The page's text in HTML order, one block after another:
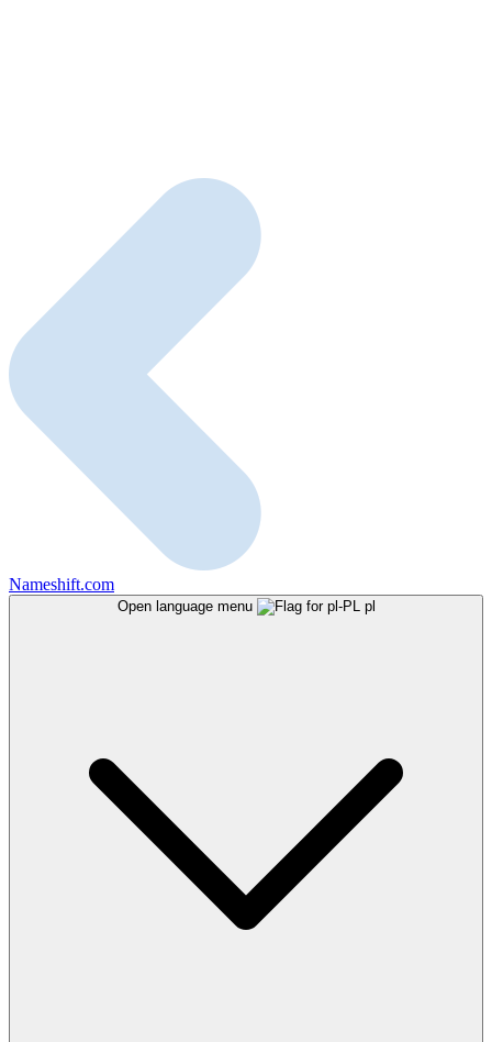
Nameshift.com
Open language menu pl